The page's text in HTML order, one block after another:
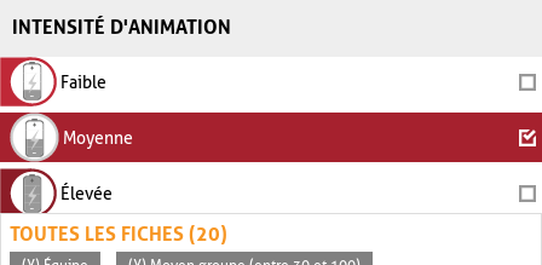
INTENSITÉ D'ANIMATION
Faible
Moyenne
Élevée
TOUTES LES FICHES (20)